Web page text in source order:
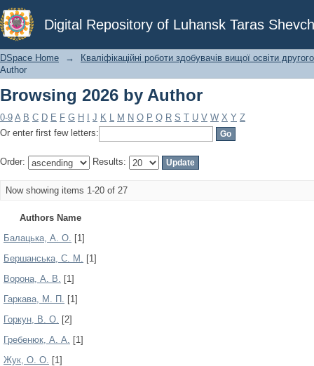
Digital Repository of Luhansk Taras
Browsing 2026 by Author
DSpace Home →
Кваліфікаційні роботи здобувачів вищої освіти
Author
Browsing 2026 by Author
0-9 A B C D E F G H J K L M N O P Q R S T U V W X Y Z
Or enter first few letters:
Order: Results:
Now showing items 1-20 of 27
Authors Name
Балацька, А. О. [1]
Бершанська, С. М. [1]
Ворона, А. В. [1]
Гаркава, М. П. [1]
Горкун, В. О. [2]
Гребенюк, А. А. [1]
Жук, О. О. [1]